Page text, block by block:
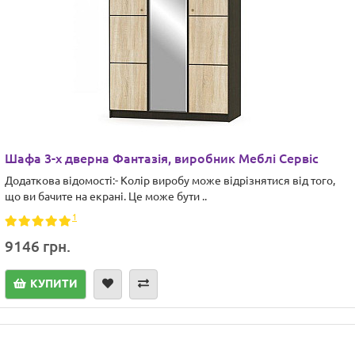
Шафа 3-х дверна Фантазія, виробник Меблі Сервіс
Додаткова відомості:- Колір виробу може відрізнятися від того,
що ви бачите на екрані. Це може бути ..
1
9146 грн.
КУПИТИ